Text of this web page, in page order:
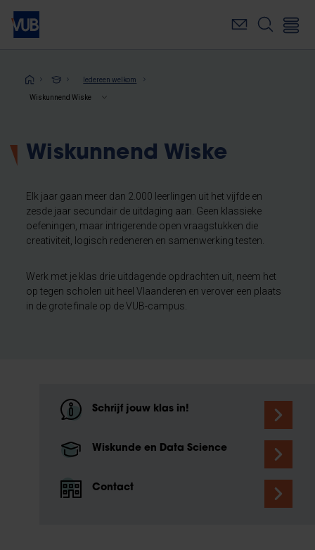
Overslaan
naar
inhoudKruimelpad
Iedereen welkom
Wiskunnend Wiske
Wiskunnend Wiske
Elk jaar gaan meer dan 2.000 leerlingen uit het vijfde en
zesde jaar secundair de uitdaging aan. Geen klassieke
oefeningen, maar intrigerende open vraagstukken die
creativiteit, logisch redeneren en samenwerking testen.
Werk met je klas drie uitdagende opdrachten uit, neem het
op tegen scholen uit heel Vlaanderen en verover een plaats
in de grote finale op de VUB-campus.
Schrijf jouw klas in!
Wiskunde en Data Science
Contact